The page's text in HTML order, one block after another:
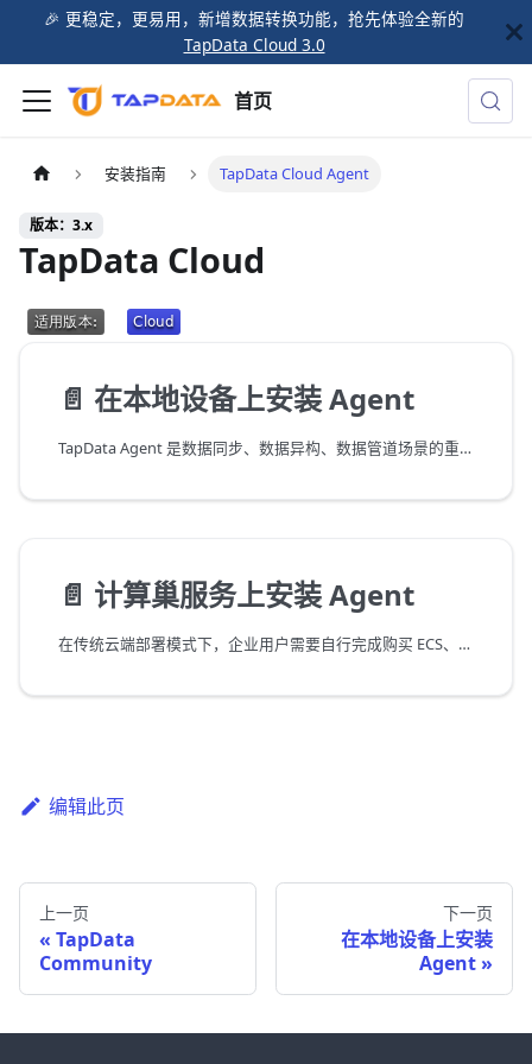
🎉️ 更稳定，更易用，新增数据转换功能，抢先体验全新的
TapData Cloud 3.0
首页
安装指南 TapData Cloud Agent
版本：3.x
TapData Cloud
📄️ 在本地设备上安装 Agent
TapData Agent 是数据同步、数据异构、数据管道场景的重要组件，您可以将其部署在云端，由 TapData Cloud 提供 Agent 运行所需的计算/存储资源并自动部署，同时提供统一的运行维护和资源监控以提升运行可靠性，免去部署和运维精力，专注业务本身；您也可以选购半托管实例，充分利用自有的硬件资源，获得更低的价格的同时，进一步提升安全性。
📄️ 计算巢服务上安装 Agent
在传统云端部署模式下，企业用户需要自行完成购买 ECS、准备环境、安全策略配置等复杂流程，由于高度依赖人工经验，交付周期和质量都难以保障。为进一步提升部署便捷性和安全性，TapData 通过阿里云计算巢帮助用户在安全的网络环境中一键部署 TapData Agent，实现了部署、交付、运维全服务生命周期的效率升级，极大降低使用门槛。
编辑此页
上一页
TapData
Community
下一页
在本地设备上安装
Agent